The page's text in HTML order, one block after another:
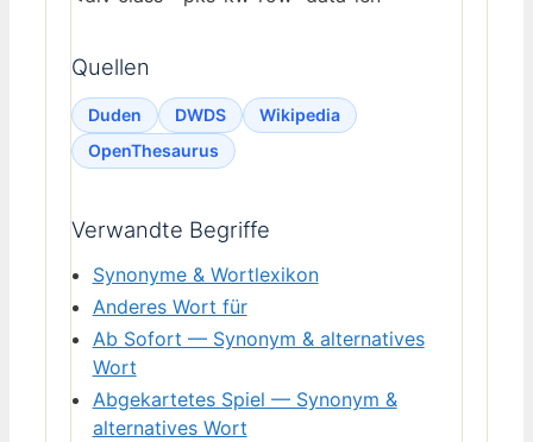
Quellen
Duden DWDS
Wikipedia
OpenThesaurus
Verwandte Begriffe
Synonyme & Wortlexikon
Anderes Wort für
Ab Sofort — Synonym & alternatives
Wort
Abgekartetes Spiel — Synonym &
alternatives Wort